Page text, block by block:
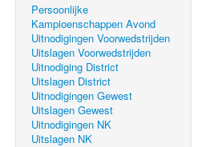
Persoonlijke
Kampioenschappen Avond
Uitnodigingen Voorwedstrijden
Uitslagen Voorwedstrijden
Uitnodiging District
Uitslagen District
Uitnodigingen Gewest
Uitslagen Gewest
Uitnodigingen NK
Uitslagen NK